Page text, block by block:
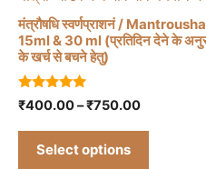
chosen
on
the
product
page
मंत्रौषधि स्वर्णप्राशनं /
15ml & 30 ml (प्रतिदिन देने के
के खर्च से बचने हेतु)
4.86
out of 5
₹400.00–₹750.00Price
Select options
This
product
has
multiple
variants.